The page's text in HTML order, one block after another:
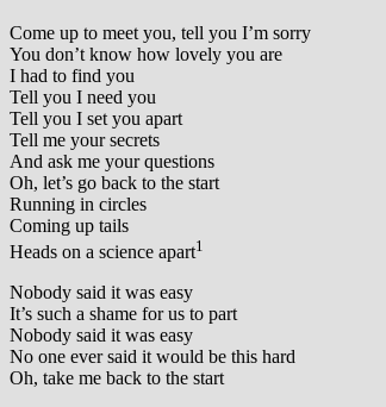
Come up to meet you, tell you I’m sorry
You don’t know how lovely you are
I had to find you
Tell you I need you
Tell you I set you apart
Tell me your secrets
And ask me your questions
Oh, let’s go back to the start
Running in circles
Coming up tails
Heads on a science apart1
Nobody said it was easy
It’s such a shame for us to part
Nobody said it was easy
No one ever said it would be this hard
Oh, take me back to the start